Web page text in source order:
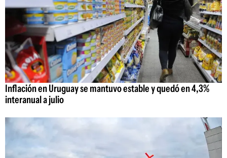
Inflación en Uruguay se mantuvo estable y quedó en 4,3%
interanual a julio